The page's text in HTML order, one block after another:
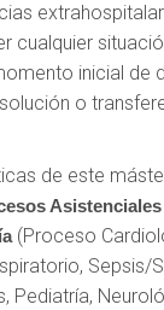
cualquier
inicial de
o
de este
(Proceso
Sepsis/
Pediatría,